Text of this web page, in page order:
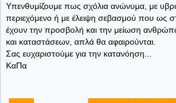
Υπενθυμίζουμε πως σχόλια ανώνυμα, με
περιεχόμενο ή με έλειψη σεβασμού που ως
έχουν την προσβολή και την μείωση
και καταστάσεων, απλά θα αφαιρούνται.
Σας ευχαριστούμε για την κατανόηση...
ΚαΠα